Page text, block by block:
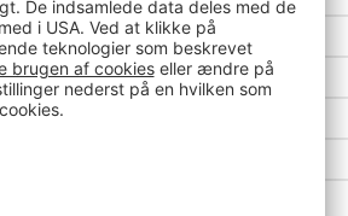
Bredde (mm)
Højde (mm)
Bredde